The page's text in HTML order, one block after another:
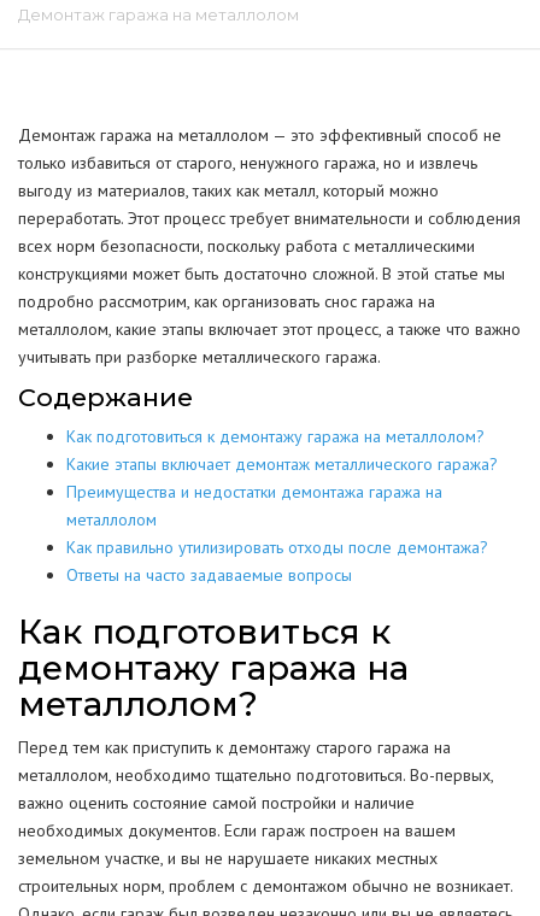
Демонтаж гаража на металлолом
Демонтаж гаража на металлолом — это эффективный способ не
только избавиться от старого, ненужного гаража, но и извлечь
выгоду из материалов, таких как металл, который можно
переработать. Этот процесс требует внимательности и соблюдения
всех норм безопасности, поскольку работа с металлическими
конструкциями может быть достаточно сложной. В этой статье мы
подробно рассмотрим, как организовать снос гаража на
металлолом, какие этапы включает этот процесс, а также что важно
учитывать при разборке металлического гаража.
Содержание
Как подготовиться к демонтажу гаража на металлолом?
Какие этапы включает демонтаж металлического гаража?
Преимущества и недостатки демонтажа гаража на
металлолом
Как правильно утилизировать отходы после демонтажа?
Ответы на часто задаваемые вопросы
Как подготовиться к
демонтажу гаража на
металлолом?
Перед тем как приступить к демонтажу старого гаража на
металлолом, необходимо тщательно подготовиться. Во-первых,
важно оценить состояние самой постройки и наличие
необходимых документов. Если гараж построен на вашем
земельном участке, и вы не нарушаете никаких местных
строительных норм, проблем с демонтажом обычно не возникает.